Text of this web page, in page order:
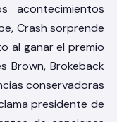
acontecimientos
Crash sorprende
al ganar el premio
Brown, Brokeback
conservadoras
presidente de